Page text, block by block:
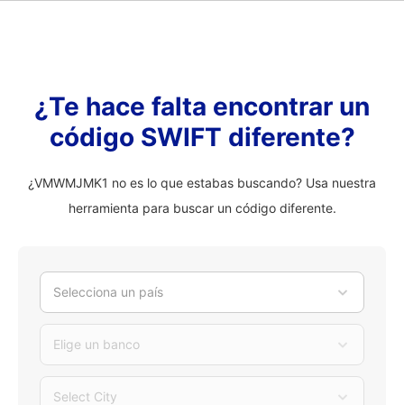
¿Te hace falta encontrar un
código SWIFT diferente?
¿VMWMJMK1 no es lo que estabas buscando? Usa nuestra
herramienta para buscar un código diferente.
Selecciona un país
Elige un banco
Select City